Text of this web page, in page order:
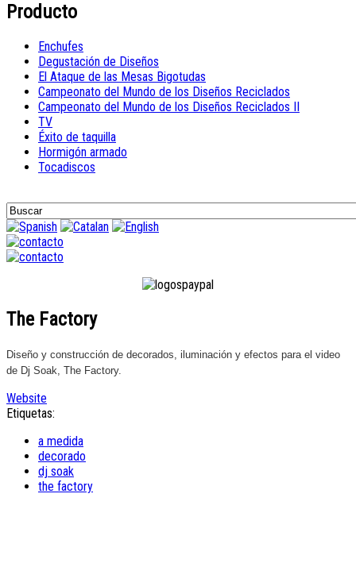
Producto
Enchufes
Degustación de Diseños
El Ataque de las Mesas Bigotudas
Campeonato del Mundo de los Diseños Reciclados
Campeonato del Mundo de los Diseños Reciclados II
TV
Éxito de taquilla
Hormigón armado
Tocadiscos
The Factory
Diseño y construcción de decorados, iluminación y efectos para el video
de Dj Soak, The Factory.
Website
Etiquetas:
a medida
decorado
dj soak
the factory